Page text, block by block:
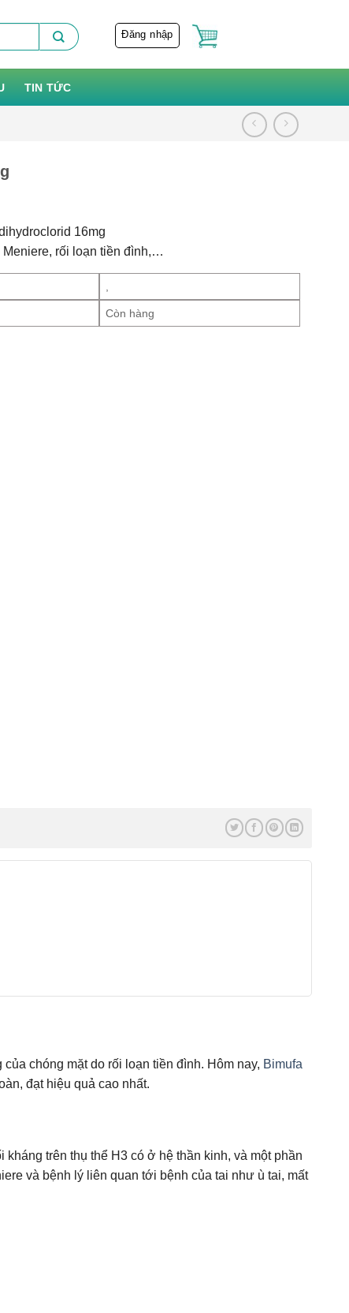
Đăng nhập
TIN TỨC
16mg
rối loạn tiền đình,…
Còn hàng
chóng mặt do rối loạn tiền đình. Hôm nay, Bimufa
đạt hiệu quả cao nhất.
trên thụ thể H3 có ở hệ thần kinh, và một phần
và bệnh lý liên quan tới bệnh của tai như ù tai, mất